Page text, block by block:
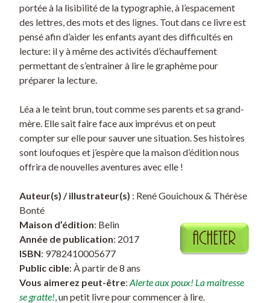
portée à la lisibilité de la typographie, à l’espacement
des lettres, des mots et des lignes. Tout dans ce livre est
pensé afin d’aider les enfants ayant des difficultés en
lecture: il y à même des activités d’échauffement
permettant de s’entrainer à lire le graphème pour
préparer la lecture.
Léa a le teint brun, tout comme ses parents et sa grand-
mère. Elle sait faire face aux imprévus et on peut
compter sur elle pour sauver une situation. Ses histoires
sont loufoques et j’espère que la maison d’édition nous
offrira de nouvelles aventures avec elle !
Auteur(s) / illustrateur(s) : René Gouichoux & Thérèse
Bonté
Maison d’édition: Belin
Année de publication: 2017
ISBN: 9782410005677
Public cible: À partir de 8 ans
Vous aimerez peut-être: Alerte aux poux! La maîtresse
se gratte! , un petit livre pour commencer à lire.